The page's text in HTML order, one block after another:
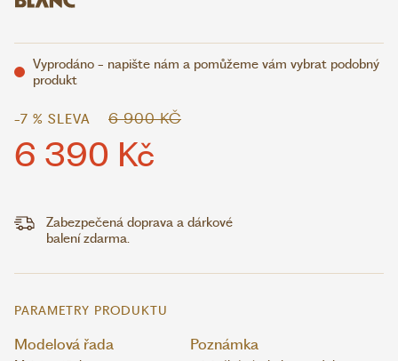
Vyprodáno - napište nám a pomůžeme vám vybrat podobný
produkt
-7 % SLEVA 6 900 KČ
6 390 Kč
Zabezpečená doprava a dárkové
balení zdarma.
PARAMETRY PRODUKTU
Modelová řada Poznámka